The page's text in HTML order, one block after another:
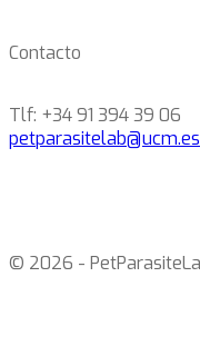
Contacto
Tlf: +34 91 394 39 06
petparasitelab@ucm.es
© 2026 -